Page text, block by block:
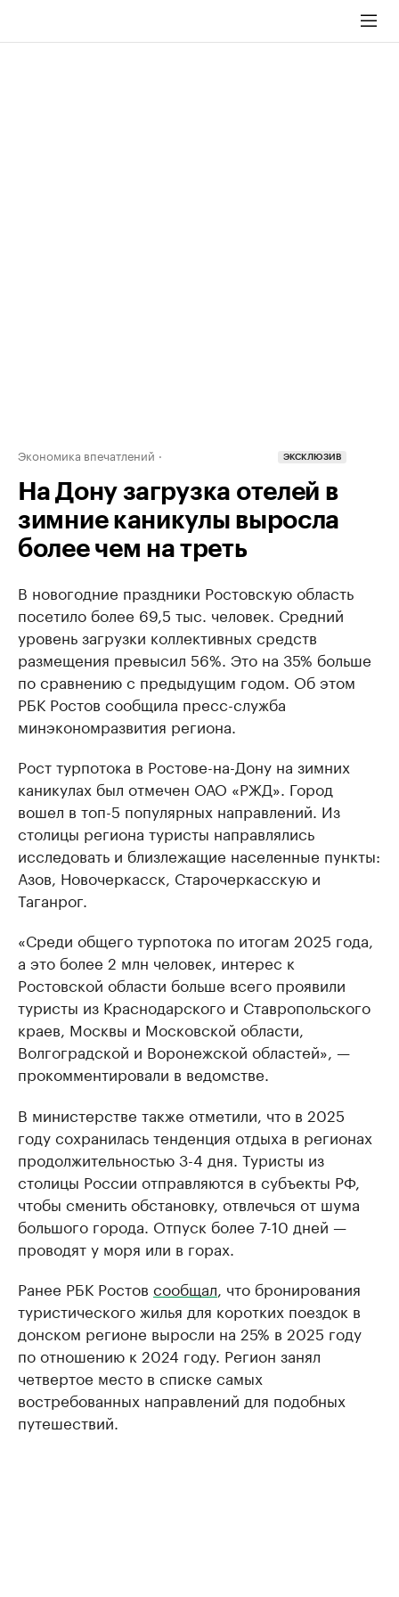
Экономика впечатлений ЭКСКЛЮЗИВ
На Дону загрузка отелей в
зимние каникулы выросла
более чем на треть
В новогодние праздники Ростовскую область
посетило более 69,5 тыс. человек. Средний
уровень загрузки коллективных средств
размещения превысил 56%. Это на 35% больше
по сравнению с предыдущим годом. Об этом
РБК Ростов сообщила пресс-служба
минэкономразвития региона.
Рост турпотока в Ростове-на-Дону на зимних
каникулах был отмечен ОАО «РЖД». Город
вошел в топ-5 популярных направлений. Из
столицы региона туристы направлялись
исследовать и близлежащие населенные пункты:
Азов, Новочеркасск, Старочеркасскую и
Таганрог.
«Среди общего турпотока по итогам 2025 года,
а это более 2 млн человек, интерес к
Ростовской области больше всего проявили
туристы из Краснодарского и Ставропольского
краев, Москвы и Московской области,
Волгоградской и Воронежской областей», —
прокомментировали в ведомстве.
В министерстве также отметили, что в 2025
году сохранилась тенденция отдыха в регионах
продолжительностью 3-4 дня. Туристы из
столицы России отправляются в субъекты РФ,
чтобы сменить обстановку, отвлечься от шума
большого города. Отпуск более 7-10 дней —
проводят у моря или в горах.
Ранее РБК Ростов сообщал , что бронирования
туристического жилья для коротких поездок в
донском регионе выросли на 25% в 2025 году
по отношению к 2024 году. Регион занял
четвертое место в списке самых
востребованных направлений для подобных
путешествий.